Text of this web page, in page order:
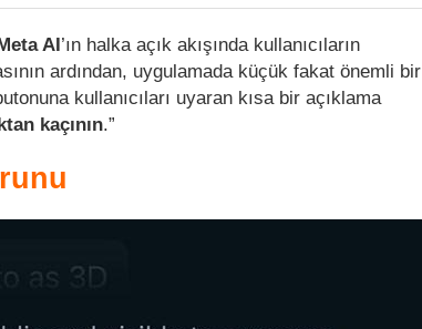
AI’ın halka açık akışında kullanıcıların
ardından, uygulamada küçük fakat önemli bir
kullanıcıları uyaran kısa bir açıklama
kaçının.”